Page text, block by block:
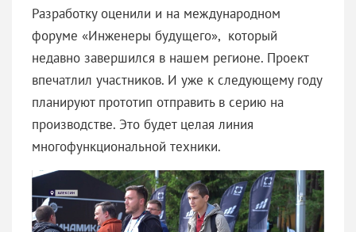
Разработку оценили и на международном
форуме «Инженеры будущего», который
недавно завершился в нашем регионе. Проект
впечатлил участников. И уже к следующему году
планируют прототип отправить в серию на
производстве. Это будет целая линия
многофункциональной техники.